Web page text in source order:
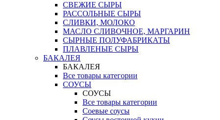
СВЕЖИЕ СЫРЫ
РАССОЛЬНЫЕ СЫРЫ
СЛИВКИ, МОЛОКО
МАСЛО СЛИВОЧНОЕ, МАРГАРИН
СЫРНЫЕ ПОЛУФАБРИКАТЫ
ПЛАВЛЕНЫЕ СЫРЫ
БАКАЛЕЯ
БАКАЛЕЯ
Все товары категории
СОУСЫ
СОУСЫ
Все товары категории
Соевые соусы